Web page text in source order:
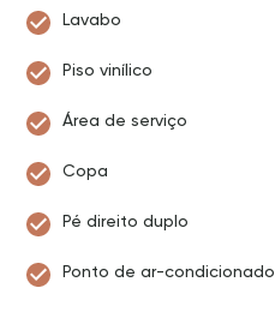
Lavabo
Piso vinílico
Área de serviço
Copa
Pé direito duplo
Ponto de ar-condicionado